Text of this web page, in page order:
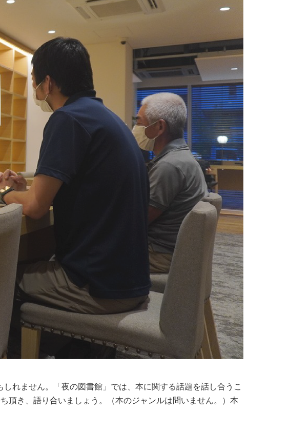
れません。「夜の図書館」では、本に関する話題を話し合うこ
頂き、語り合いましょう。（本のジャンルは問いません。）本